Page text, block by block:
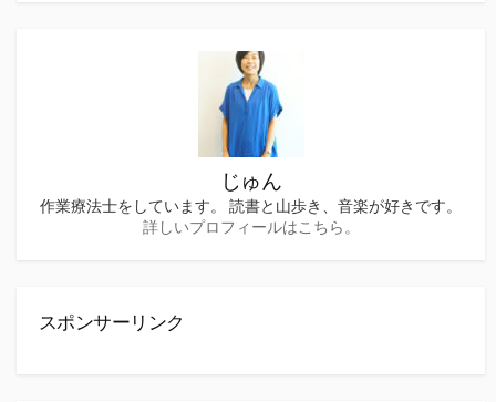
じゅん
作業療法士をしています。 読書と山歩き、音楽が好きです。
詳しいプロフィールはこちら。
スポンサーリンク